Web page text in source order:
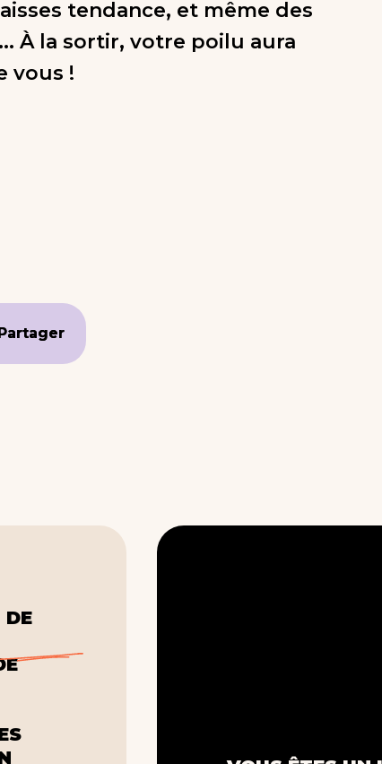
tendance, et même des
À la sortir, votre poilu aura
vous !
DE